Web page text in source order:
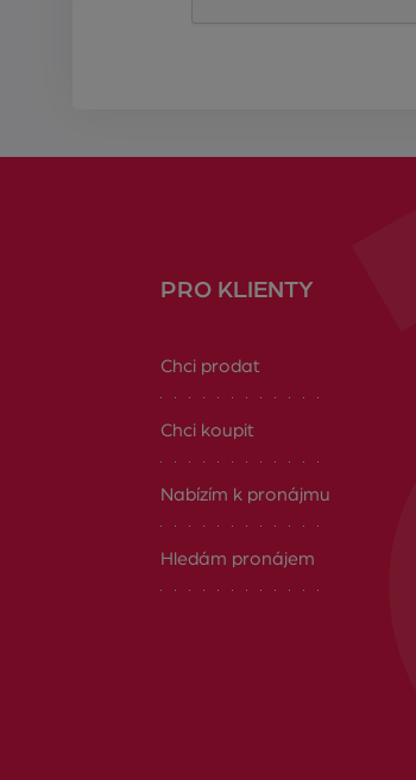
PRO KLIENTY
Chci prodat
Chci koupit
Nabízím k pronájmu
Hledám pronájem